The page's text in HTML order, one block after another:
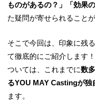
ものがあるの？」「効果
た疑問が寄せられることが
そこで今回は、印象に残
て徹底的にご紹介します
ついては、これまでに数
るYOU MAY Castingが独
ます。